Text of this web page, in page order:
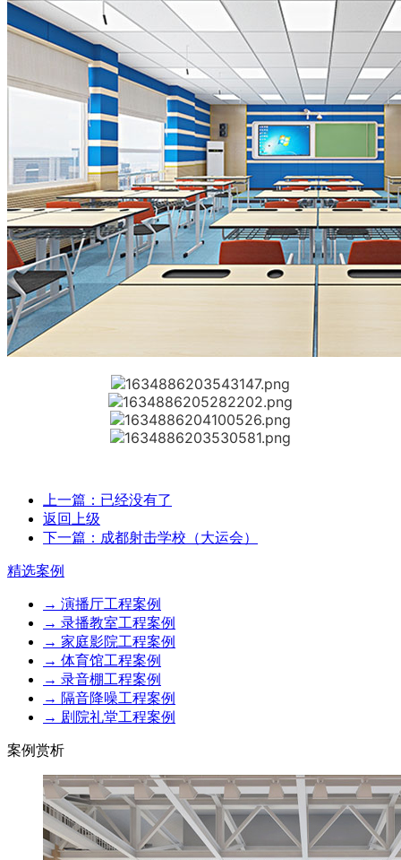
上一篇：已经没有了
返回上级
下一篇：成都射击学校（大运会）
精选案例
→ 演播厅工程案例
→ 录播教室工程案例
→ 家庭影院工程案例
→ 体育馆工程案例
→ 录音棚工程案例
→ 隔音降噪工程案例
→ 剧院礼堂工程案例
案例赏析